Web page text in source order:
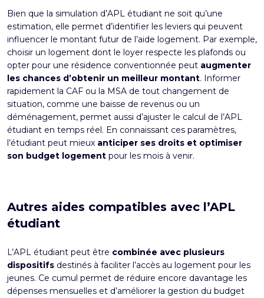
Bien que la simulation d’APL étudiant ne soit qu’une
estimation, elle permet d’identifier les leviers qui peuvent
influencer le montant futur de l’aide logement. Par exemple,
choisir un logement dont le loyer respecte les plafonds ou
opter pour une résidence conventionnée peut augmenter
les chances d’obtenir un meilleur montant. Informer
rapidement la CAF ou la MSA de tout changement de
situation, comme une baisse de revenus ou un
déménagement, permet aussi d’ajuster le calcul de l’APL
étudiant en temps réel. En connaissant ces paramètres,
l’étudiant peut mieux anticiper ses droits et optimiser
son budget logement pour les mois à venir.
Autres aides compatibles avec l’APL
étudiant
L’APL étudiant peut être combinée avec plusieurs
dispositifs destinés à faciliter l’accès au logement pour les
jeunes. Ce cumul permet de réduire encore davantage les
dépenses mensuelles et d’améliorer la gestion du budget